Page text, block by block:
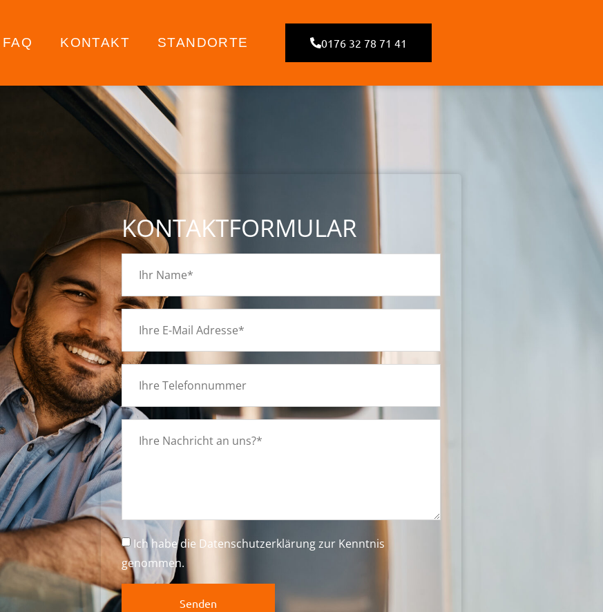
FAQ KONTAKT STANDORTE 0176 32 78 71 41
KONTAKTFORMULAR
Ich habe die Datenschutzerklärungzur Kenntnis
genommen.
Senden